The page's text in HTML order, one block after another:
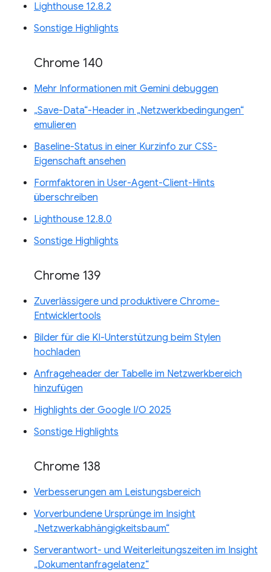
Lighthouse 12.8.2
Sonstige Highlights
Chrome 140
Mehr Informationen mit Gemini debuggen
„Save-Data“-Header in „Netzwerkbedingungen“
emulieren
Baseline-Status in einer Kurzinfo zur CSS-
Eigenschaft ansehen
Formfaktoren in User-Agent-Client-Hints
überschreiben
Lighthouse 12.8.0
Sonstige Highlights
Chrome 139
Zuverlässigere und produktivere Chrome-
Entwicklertools
Bilder für die KI-Unterstützung beim Stylen
hochladen
Anfrageheader der Tabelle im Netzwerkbereich
hinzufügen
Highlights der Google I/O 2025
Sonstige Highlights
Chrome 138
Verbesserungen am Leistungsbereich
Vorverbundene Ursprünge im Insight
„Netzwerkabhängigkeitsbaum“
Serverantwort- und Weiterleitungszeiten im Insight
„Dokumentanfragelatenz“